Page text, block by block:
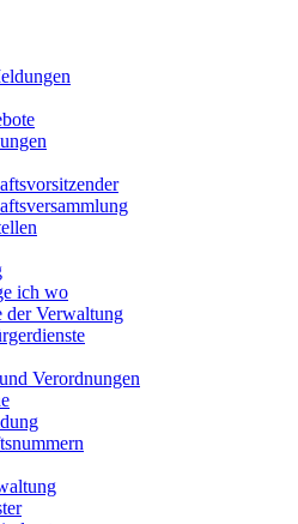
ich wo
der Verwaltung
Verordnungen